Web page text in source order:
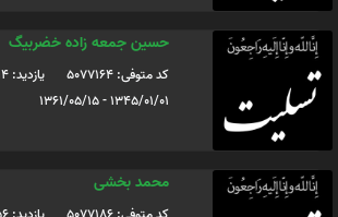
حسین جمعه زاده خضربیگ
کد متوفی: 5077164
یازدید: 114
1345/01/01 - 1361/05/15
محمد بخشی